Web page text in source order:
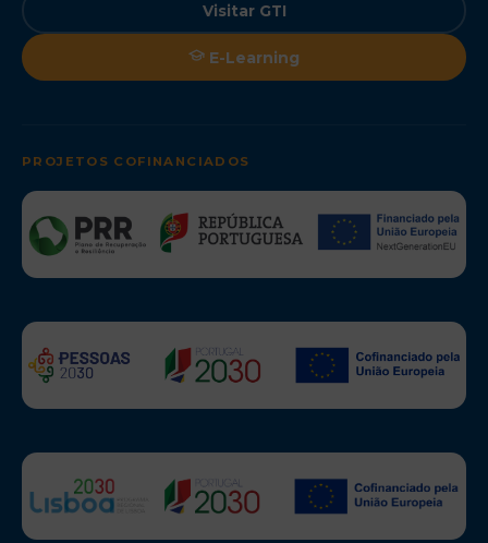
Visitar GTI
E-Learning
PROJETOS COFINANCIADOS